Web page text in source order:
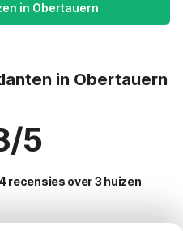
in Obertauern
in Obertauern
5
recensies over 3 huizen